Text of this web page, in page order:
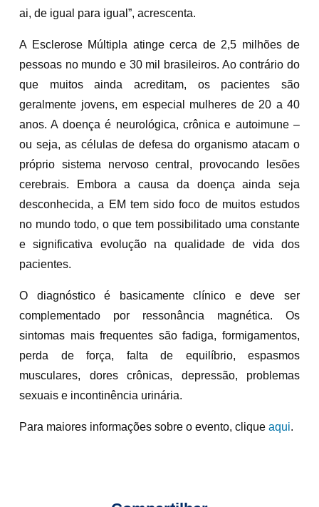
ai, de igual para igual”, acrescenta.
A Esclerose Múltipla atinge cerca de 2,5 milhões de
pessoas no mundo e 30 mil brasileiros. Ao contrário do
que muitos ainda acreditam, os pacientes são
geralmente jovens, em especial mulheres de 20 a 40
anos. A doença é neurológica, crônica e autoimune –
ou seja, as células de defesa do organismo atacam o
próprio sistema nervoso central, provocando lesões
cerebrais. Embora a causa da doença ainda seja
desconhecida, a EM tem sido foco de muitos estudos
no mundo todo, o que tem possibilitado uma constante
e significativa evolução na qualidade de vida dos
pacientes.
O diagnóstico é basicamente clínico e deve ser
complementado por ressonância magnética. Os
sintomas mais frequentes são fadiga, formigamentos,
perda de força, falta de equilíbrio, espasmos
musculares, dores crônicas, depressão, problemas
sexuais e incontinência urinária.
Para maiores informações sobre o evento, clique aqui.